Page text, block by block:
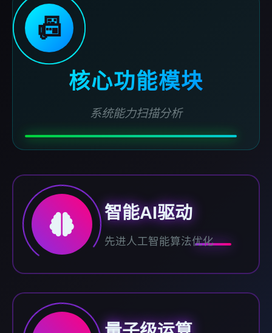
📠
核心功能模块
系统能力扫描分析
智能AI驱动
先进人工智能算法优化